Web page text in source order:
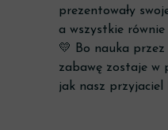
prezentowały
a wszystkie
💛 Bo nauka przez
zabawę zostaje w
jak nasz przyjaciel